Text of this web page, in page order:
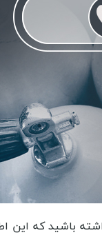
داشته باشید که